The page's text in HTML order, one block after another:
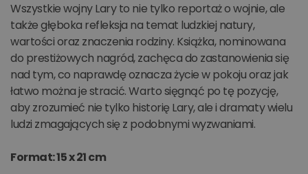
Wszystkie wojny Lary to nie tylko reportaż o wojnie, ale
także głęboka refleksja na temat ludzkiej natury,
wartości oraz znaczenia rodziny. Książka, nominowana
do prestiżowych nagród, zachęca do zastanowienia się
nad tym, co naprawdę oznacza życie w pokoju oraz jak
łatwo można je stracić. Warto sięgnąć po tę pozycję,
aby zrozumieć nie tylko historię Lary, ale i dramaty wielu
ludzi zmagających się z podobnymi wyzwaniami.
Format: 15 x 21 cm